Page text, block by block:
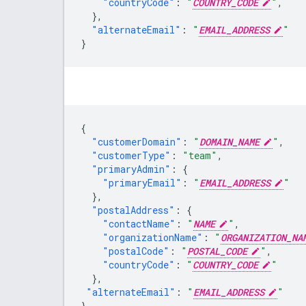
},
"alternateEmail" : " EMAIL_ADDRESS
"
}
{
"customerDomain" : " DOMAIN_NAME " ,
"customerType" : "team" ,
"primaryAdmin" :
{
"primaryEmail" : " EMAIL_ADDRESS
"
},
"postalAddress" :
{
"contactName" : " NAME " ,
"organizationName" : "
"postalCode" : " POSTAL_CODE " ,
"countryCode" : " COUNTRY_CODE
"
},
"alternateEmail" : " EMAIL_ADDRESS
"